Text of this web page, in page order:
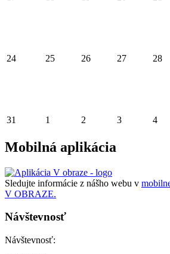
24 25 26 27 28
31
1 2 3 4
Mobilná aplikácia
Sledujte informácie z nášho webu v
V OBRAZE.
Návštevnosť
Návštevnosť: